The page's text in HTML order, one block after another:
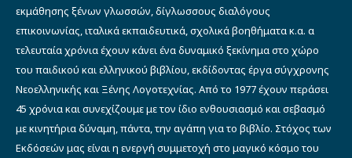
εκμάθησης ξένων γλωσσών, δίγλωσσους διαλόγους
επικοινωνίας, ιταλικά εκπαιδευτικά, σχολικά βοηθήματα κ.α. α
τελευταία χρόνια έχουν κάνει ένα δυναμικό ξεκίνημα στο χώρο
του παιδικού και ελληνικού βιβλίου, εκδίδοντας έργα σύγχρονης
Νεοελληνικής και Ξένης Λογοτεχνίας. Από το 1977 έχουν περάσει
45 χρόνια και συνεχίζουμε με τον ίδιο ενθουσιασμό και σεβασμό
με κινητήρια δύναμη, πάντα, την αγάπη για το βιβλίο. Στόχος των
Εκδόσεών μας είναι η ενεργή συμμετοχή στο μαγικό κόσμο του